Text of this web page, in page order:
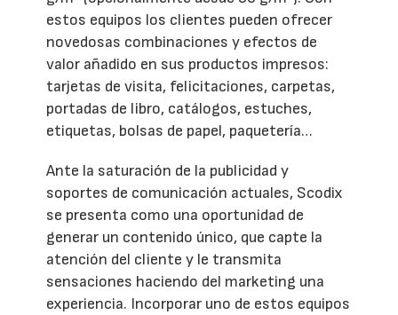
estos equipos los clientes pueden ofrecer
novedosas combinaciones y efectos de
valor añadido en sus productos impresos:
tarjetas de visita, felicitaciones, carpetas,
portadas de libro, catálogos, estuches,
etiquetas, bolsas de papel, paquetería…
Ante la saturación de la publicidad y
soportes de comunicación actuales, Scodix
se presenta como una oportunidad de
generar un contenido único, que capte la
atención del cliente y le transmita
sensaciones haciendo del marketing una
experiencia. Incorporar uno de estos equipos